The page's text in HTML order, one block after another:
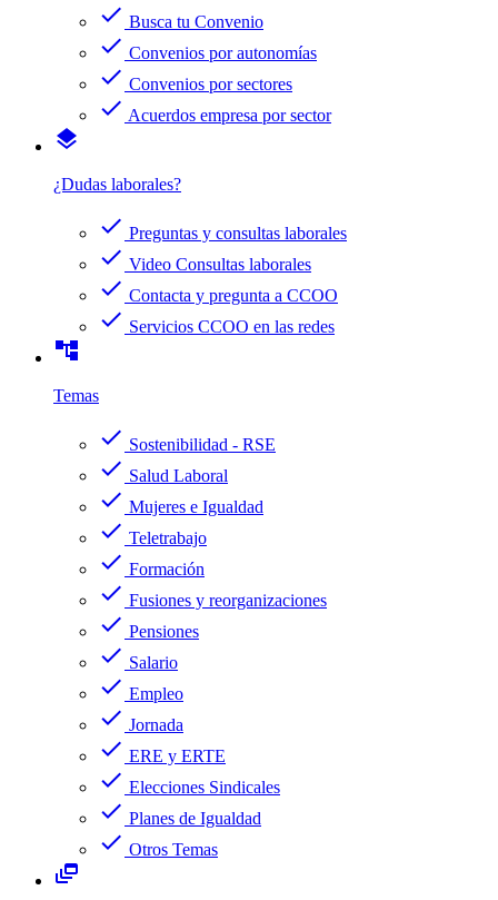
check Busca tu Convenio
check Convenios por autonomías
check Convenios por sectores
check Acuerdos empresa por sector
layers
¿Dudas laborales?
check Preguntas y consultas laborales
check Video Consultas laborales
check Contacta y pregunta a CCOO
check Servicios CCOO en las redes
account_tree
Temas
check Sostenibilidad - RSE
check Salud Laboral
check Mujeres e Igualdad
check Teletrabajo
check Formación
check Fusiones y reorganizaciones
check Pensiones
check Salario
check Empleo
check Jornada
check ERE y ERTE
check Elecciones Sindicales
check Planes de Igualdad
check Otros Temas
dynamic_feed